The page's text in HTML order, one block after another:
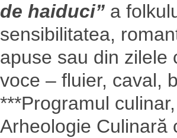
de haiduci” a
sensibilitatea,
apuse sau din zilele
voce – fluier, caval,
***Programul
Arheologie Culinară